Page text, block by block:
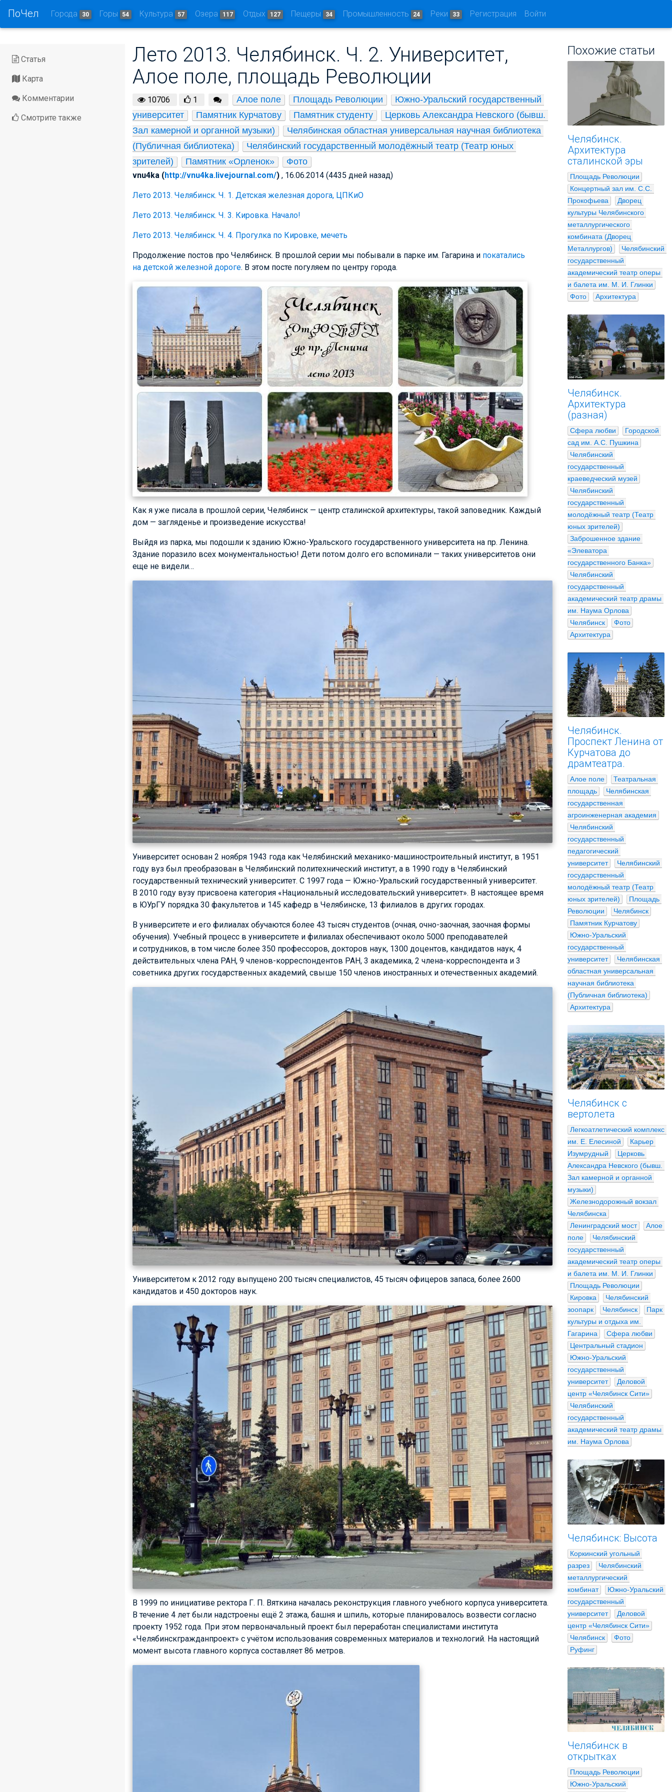
ПоЧел Города 30 Горы 54 Культура 57 Озера 117 Отдых 127 Пещеры 34 Промышленность 24 Реки 33 Регистрация Войти
Статья
Карта
Комментарии
Смотрите также
Лето 2013. Челябинск. Ч. 2. Университет,
Алое поле, площадь Революции
10706 1 Алое поле Площадь Революции
Южно-Уральский государственный
университет
Памятник Курчатову Памятник студенту
Церковь Александра Невского (бывш.
Зал камерной и органной музыки)
Челябинская областная универсальная научная библиотека
(Публичная библиотека)
Челябинский государственный молодёжный театр (Театр юных
зрителей)
Памятник «Орленок» Фото
vnu4ka (http://vnu4ka.livejournal.com/) , 16.06.2014 (4435 дней назад)
Лето 2013. Челябинск. Ч. 1. Детская железная дорога, ЦПКиО
Лето 2013. Челябинск. Ч. 3. Кировка. Начало!
Лето 2013. Челябинск. Ч. 4. Прогулка по Кировке, мечеть
Продолжение постов про Челябинск. В прошлой серии мы побывали в парке им. Гагарина и покатались
на детской железной дороге. В этом посте погуляем по центру города.
Как я уже писала в прошлой серии, Челябинск — центр сталинской архитектуры, такой заповедник. Каждый
дом — загляденье и произведение искусства!
Выйдя из парка, мы подошли к зданию Южно-Уральского государственного университета на пр. Ленина.
Здание поразило всех монументальностью! Дети потом долго его вспоминали — таких университетов они
еще не видели…
Университет основан 2 ноября 1943 года как Челябинский механико-машиностроительный институт, в 1951
году вуз был пре­обра­зован в Челябинский политехнический институт, а в 1990 году в Челябинский
государственный технический универ­ситет. С 1997 года — Южно-Уральский государственный универ­ситет.
В 2010 году вузу присвоена категория «Национальный исследовательский университет». В настоящее время
в ЮУрГУ порядка 30 факультетов и 145 кафедр в Челябинске, 13 филиалов в других городах.
В университете и его филиалах обучаются более 43 тысяч студентов (очная, очно-заочная, заочная формы
обучения). Учебный процесс в университете и филиалах обеспечивают около 5000 преподавателей
и сотрудников, в том числе более 350 профессоров, докторов наук, 1300 доцентов, кандидатов наук, 4
действительных члена РАН, 9 членов-корреспондентов РАН, 3 академика, 2 члена-корреспондента и 3
советника других государственных академий, свыше 150 членов иностранных и отечественных академий.
Университетом к 2012 году выпущено 200 тысяч специалистов, 45 тысяч офицеров запаса, более 2600
кандидатов и 450 докторов наук.
В 1999 по инициативе ректора Г. П. Вяткина началась реконструкция главного учебного корпуса университета.
В течение 4 лет были надстроены ещё 2 этажа, башня и шпиль, которые планировалось возвести согласно
проекту 1952 года. При этом первоначальный проект был переработан специалистами института
«Челябинскгражданпроект» с учётом использования современных материалов и технологий. На настоящий
момент высота главного корпуса составляет 86 метров.
Похожие статьи
Челябинск.
Архитектура
сталинской эры
Площадь Революции
Концертный зал им. С.С.
Прокофьева
Дворец
культуры Челябинского
металлургического
комбината (Дворец
Металлургов)
Челябинский
государственный
академический театр оперы
и балета им. М. И. Глинки
Фото
Архитектура
Челябинск.
Архитектура
(разная)
Сфера любви
Городской
сад им. А.С. Пушкина
Челябинский
государственный
краеведческий музей
Челябинский
государственный
молодёжный театр (Театр
юных зрителей)
Заброшенное здание
«Элеватора
государственного Банка»
Челябинский
государственный
академический театр драмы
им. Наума Орлова
Челябинск
Фото
Архитектура
Челябинск.
Проспект Ленина от
Курчатова до
драмтеатра.
Алое поле
Театральная
площадь
Челябинская
государственная
агроинженерная академия
Челябинский
государственный
педагогический
университет
Челябинский
государственный
молодёжный театр (Театр
юных зрителей)
Площадь
Революции
Челябинск
Памятник Курчатову
Южно-Уральский
государственный
университет
Челябинская
областная универсальная
научная библиотека
(Публичная библиотека)
Архитектура
Челябинск с
вертолета
Легкоатлетический комплекс
им. Е. Елесиной
Карьер
Изумрудный
Церковь
Александра Невского (бывш.
Зал камерной и органной
музыки)
Железнодорожный вокзал
Челябинска
Ленинградский мост
Алое
поле
Челябинский
государственный
академический театр оперы
и балета им. М. И. Глинки
Площадь Революции
Кировка
Челябинский
зоопарк
Челябинск
Парк
культуры и отдыха им.
Гагарина
Сфера любви
Центральный стадион
Южно-Уральский
государственный
университет
Деловой
центр «Челябинск Сити»
Челябинский
государственный
академический театр драмы
им. Наума Орлова
Челябинск: Высота
Коркинский угольный
разрез
Челябинский
металлургический
комбинат
Южно-Уральский
государственный
университет
Деловой
центр «Челябинск Сити»
Челябинск
Фото
Руфинг
Челябинск в
открытках
Площадь Революции
Южно-Уральский